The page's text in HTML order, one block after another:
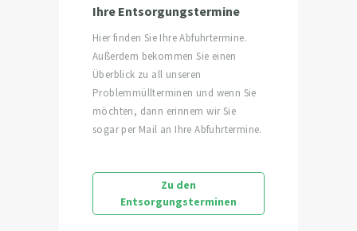
Ihre Entsorgungstermine
Hier finden Sie Ihre Abfuhrtermine.
Außerdem bekommen Sie einen
Überblick zu all unseren
Problemmüllterminen und wenn Sie
möchten, dann erinnern wir Sie
sogar per Mail an Ihre Abfuhrtermine.
Zu den
Entsorgungsterminen